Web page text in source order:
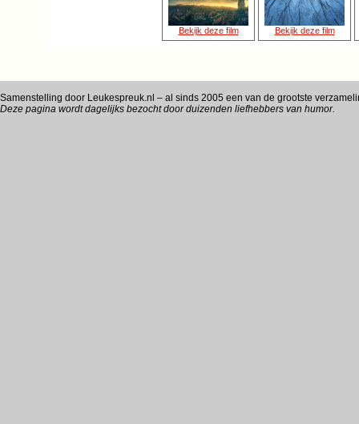
Samenstelling door Leukespreuk.nl – al sinds 2005 een van de grootste
Deze pagina wordt dagelijks bezocht door duizenden liefhebbers van humor.